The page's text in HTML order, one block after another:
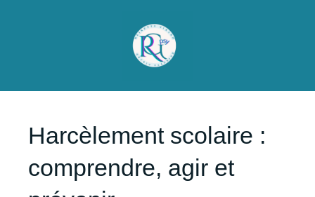
Harcèlement scolaire :
comprendre, agir et